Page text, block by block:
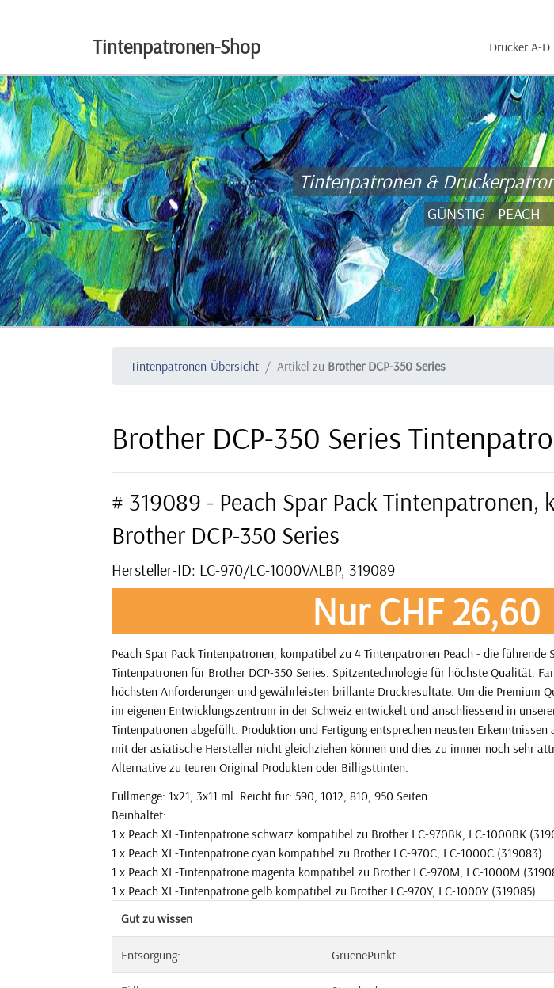
Tintenpatronen-Shop Drucker A-D
Tintenpatronen &
GÜNSTIG - PEACH
Tintenpatronen-Übersicht Artikel zu Brother DCP-350 Series
Brother DCP-350 Series
# 319089 - Peach Spar Pack Tintenpatronen,
Brother DCP-350 Series
Hersteller-ID: LC-970/LC-1000VALBP, 319089
Nur CHF 26,60
Peach Spar Pack Tintenpatronen, kompatibel zu 4 Tintenpatronen Peach - die
Tintenpatronen für Brother DCP-350 Series. Spitzentechnologie für höchste Qualität.
höchsten Anforderungen und gewährleisten brillante Druckresultate. Um die Premium
im eigenen Entwicklungszentrum in der Schweiz entwickelt und anschliessend in
Tintenpatronen abgefüllt. Produktion und Fertigung entsprechen neusten
mit der asiatische Hersteller nicht gleichziehen können und dies zu immer noch sehr
Alternative zu teuren Original Produkten oder Billigsttinten.
Füllmenge: 1x21, 3x11 ml. Reicht für: 590, 1012, 810, 950 Seiten.
Beinhaltet:
1 x Peach XL-Tintenpatrone schwarz kompatibel zu Brother LC-970BK, LC-1000BK
1 x Peach XL-Tintenpatrone cyan kompatibel zu Brother LC-970C, LC-1000C (319083)
1 x Peach XL-Tintenpatrone magenta kompatibel zu Brother LC-970M, LC-1000M
1 x Peach XL-Tintenpatrone gelb kompatibel zu Brother LC-970Y, LC-1000Y (319085)
Gut zu wissen
Entsorgung: GruenePunkt